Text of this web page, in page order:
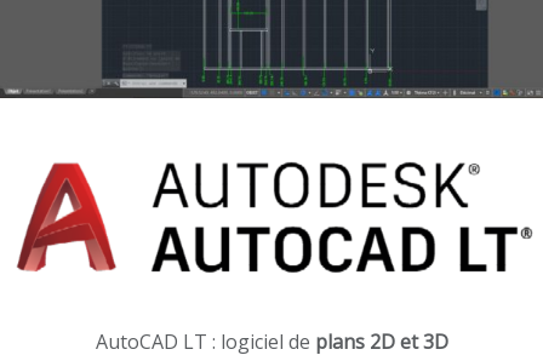
AutoCAD LT : logiciel de plans 2D et 3D